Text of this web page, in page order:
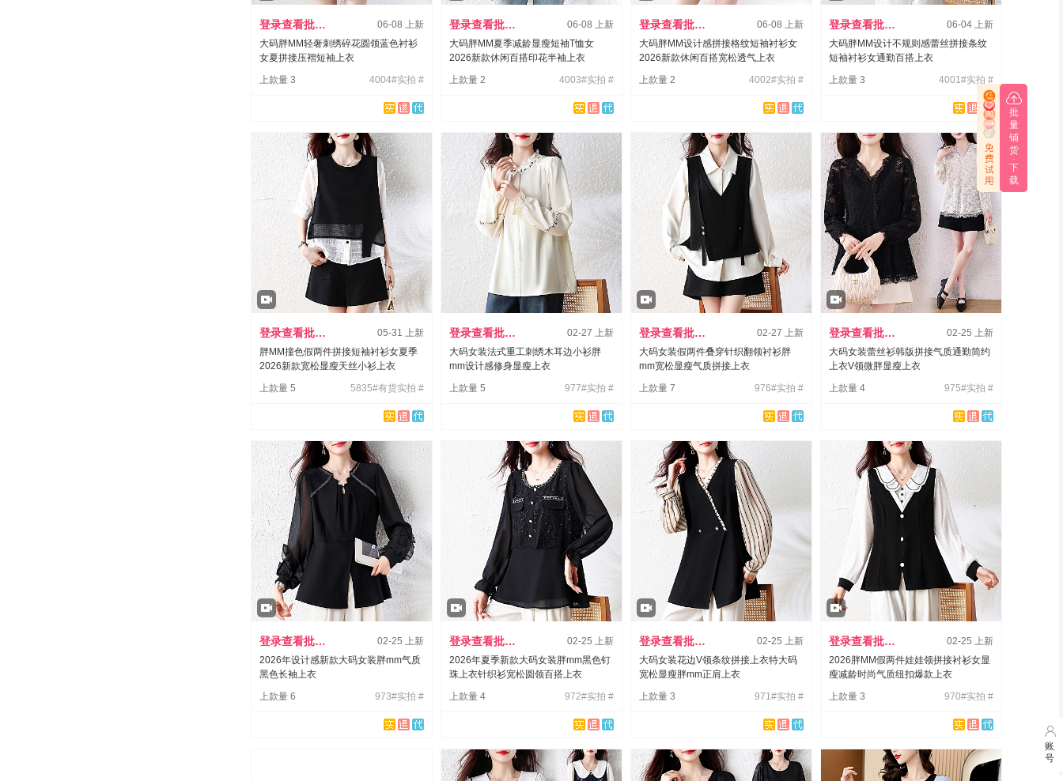

账
号
登录查看批发价
06-08 上新
大码胖MM轻奢刺绣碎花圆领蓝色衬衫
女夏拼接压褶短袖上衣
上款量 3
4004#实拍 #
登录查看批发价
06-08 上新
大码胖MM夏季减龄显瘦短袖T恤女
2026新款休闲百搭印花半袖上衣
上款量 2
4003#实拍 #
登录查看批发价
06-08 上新
大码胖MM设计感拼接格纹短袖衬衫女
2026新款休闲百搭宽松透气上衣
上款量 2
4002#实拍 #
登录查看批发价
06-04 上新
大码胖MM设计不规则感蕾丝拼接条纹
短袖衬衫女通勤百搭上衣
上款量 3
4001#实拍 #
登录查看批发价
05-31 上新
胖MM撞色假两件拼接短袖衬衫女夏季
2026新款宽松显瘦天丝小衫上衣
上款量 5
5835#有货实拍 #
登录查看批发价
02-27 上新
大码女装法式重工刺绣木耳边小衫胖
mm设计感修身显瘦上衣
上款量 5
977#实拍 #
登录查看批发价
02-27 上新
大码女装假两件叠穿针织翻领衬衫胖
mm宽松显瘦气质拼接上衣
上款量 7
976#实拍 #
登录查看批发价
02-25 上新
大码女装蕾丝衫韩版拼接气质通勤简约
上衣V领微胖显瘦上衣
上款量 4
975#实拍 #
登录查看批发价
02-25 上新
2026年设计感新款大码女装胖mm气质
黑色长袖上衣
上款量 6
973#实拍 #
登录查看批发价
02-25 上新
2026年夏季新款大码女装胖mm黑色钉
珠上衣针织衫宽松圆领百搭上衣
上款量 4
972#实拍 #
登录查看批发价
02-25 上新
大码女装花边V领条纹拼接上衣特大码
宽松显瘦胖mm正肩上衣
上款量 3
971#实拍 #
登录查看批发价
02-25 上新
2026胖MM假两件娃娃领拼接衬衫女显
瘦减龄时尚气质纽扣爆款上衣
上款量 3
970#实拍 #
批
量
铺
货
·
下
载
你现在可以
批量铺货商
宝、天猫、
多多、快手